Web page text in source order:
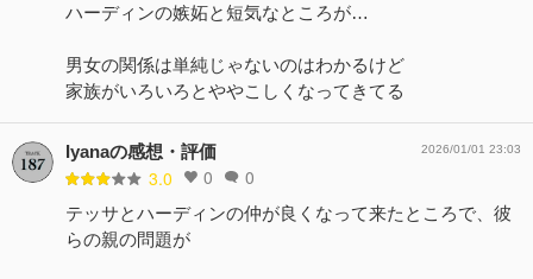
ハーディンの嫉妬と短気なところが…
男女の関係は単純じゃないのはわかるけど
家族がいろいろとややこしくなってきてる
Iyanaの感想・評価
3.0 0 0
2026/01/01 23:03
テッサとハーディンの仲が良くなって来たところで、彼
らの親の問題が